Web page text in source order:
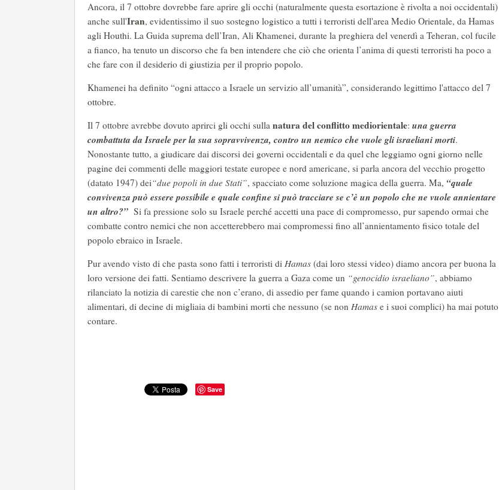
Ancora, il 7 ottobre dovrebbe fare aprire gli occhi (naturalmente questa esortazione è rivolta a noi occidentali)
anche sull'Iran, evidentissimo il suo sostegno logistico a tutti i terroristi dell'area Medio Orientale, da Hamas
agli Houthi. La Guida suprema dell’Iran, Ali Khamenei, durante la preghiera del venerdì a Teheran, col fucile
a fianco, ha tenuto un discorso che fa ben intendere che ciò che orienta l’anima di questi terroristi ha poco a
che fare con il desiderio di giustizia per il proprio popolo.
Khamenei ha definito “ogni attacco a Israele un servizio all’umanità”, considerando legittimo l'attacco del 7
ottobre.
Il 7 ottobre avrebbe dovuto aprirci gli occhi sulla natura del conflitto mediorientale: una guerra
combattuta da Israele per la sua sopravvivenza, contro un nemico che vuole gli israeliani morti.
Nonostante tutto, a giudicare dai discorsi dei governi occidentali e da quel che leggiamo ogni giorno nelle
pagine dei commenti delle maggiori testate europee e nord americane, si parla ancora del vecchio progetto
(datato 1947) dei“due popoli in due Stati”, spacciato come soluzione magica della guerra. Ma, “quale
convivenza può essere possibile e quale confine si può tracciare se c’è un popolo che ne vuole annientare
un altro?” Si fa pressione solo su Israele perché accetti una pace di compromesso, pur sapendo ormai che
combatte contro nemici che non accetterebbero mai compromessi fino all’annientamento fisico totale del
popolo ebraico in Israele.
Pur avendo visto di che pasta sono fatti i terroristi di Hamas (dai loro stessi video) diamo ancora per buona la
loro versione dei fatti. Sentiamo descrivere la guerra a Gaza come un “genocidio israeliano”, abbiamo
rilanciato la notizia di carestie che non c’erano, di assedio per fame quando i camion portavano aiuti
alimentari, di decine di migliaia di bambini morti che nessuno (se non Hamas e i suoi complici) ha mai potuto
contare.
Save